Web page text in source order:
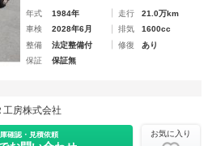
年式 1984年 走行
21.0万km
車検
2028年6月 排気
1600cc
整備
法定整備付 修復
あり
保証
保証無
工房株式会社
確認・見積依頼 お気に入り